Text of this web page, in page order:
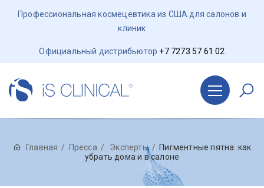
Профессиональная космецевтика из США для салонов и
клиник
Официальный дистрибьютор +7 7273 57 61 02
Главная Пресса Эксперты
Пигментные пятна: как
убрать дома и в салоне